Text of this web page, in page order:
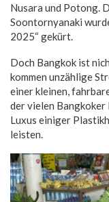
Nusara und Potong.
Soontornyanaki
2025“ gekürt.
Doch Bangkok ist
kommen unzählige
einer kleinen,
der vielen
Luxus einiger
leisten.